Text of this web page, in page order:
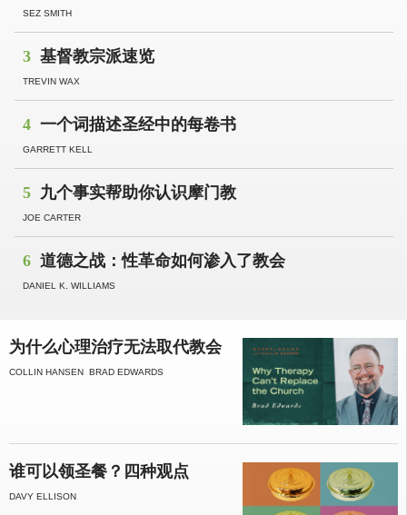
SEZ SMITH
3 基督教宗派速览
TREVIN WAX
4 一个词描述圣经中的每卷书
GARRETT KELL
5 九个事实帮助你认识摩门教
JOE CARTER
6 道德之战：性革命如何渗入了教会
DANIEL K. WILLIAMS
为什么心理治疗无法取代教会
COLLIN HANSEN BRAD EDWARDS
谁可以领圣餐？四种观点
DAVY ELLISON